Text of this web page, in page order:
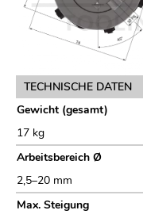
TECHNISCHE DATEN
Gewicht (gesamt)
17 kg
Arbeitsbereich Ø
2,5–20 mm
Max. Steigung